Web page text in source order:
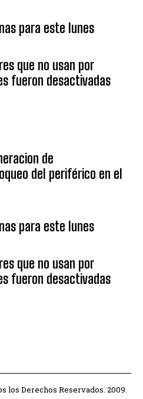
para este lunes
que no usan por
fueron desactivadas
de
del periférico en el
para este lunes
que no usan por
fueron desactivadas
los Derechos Reservados. 2009.